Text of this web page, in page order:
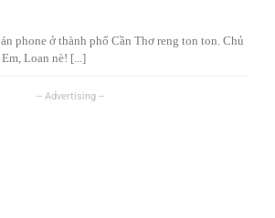
phone ở thành phố Cần Thơ reng ton ton. Chủ
Loan nè! [...]